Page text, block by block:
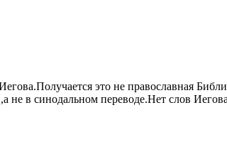
это не православная
не в синодальном переводе.Нет слов